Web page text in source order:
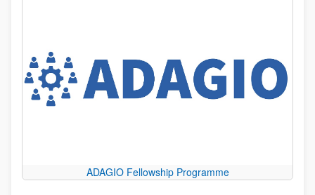
ADAGIO Fellowship Programme